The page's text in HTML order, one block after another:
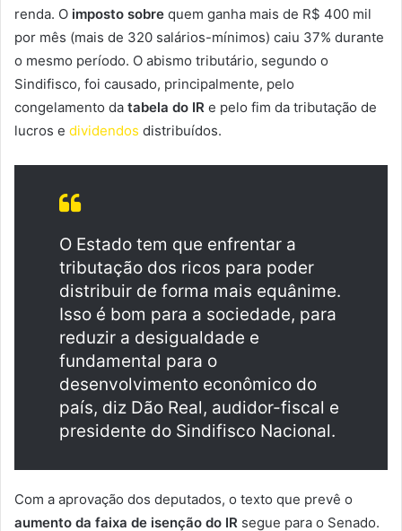
renda. O imposto sobre quem ganha mais de R$ 400 mil
por mês (mais de 320 salários-mínimos) caiu 37% durante
o mesmo período. O abismo tributário, segundo o
Sindifisco, foi causado, principalmente, pelo
congelamento da tabela do IR e pelo fim da tributação de
lucros e dividendos distribuídos.
O Estado tem que enfrentar a
tributação dos ricos para poder
distribuir de forma mais equânime.
Isso é bom para a sociedade, para
reduzir a desigualdade e
fundamental para o
desenvolvimento econômico do
país, diz Dão Real, audidor-fiscal e
presidente do Sindifisco Nacional.
Com a aprovação dos deputados, o texto que prevê o
aumento da faixa de isenção do IR segue para o Senado.